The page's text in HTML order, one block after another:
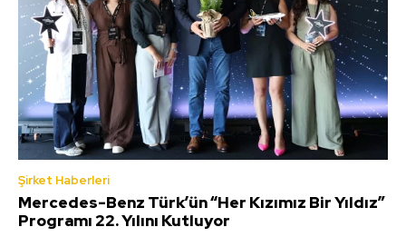
Şirket Haberleri
Mercedes-Benz Türk’ün “Her Kızımız Bir Yıldız”
Programı 22. Yılını Kutluyor